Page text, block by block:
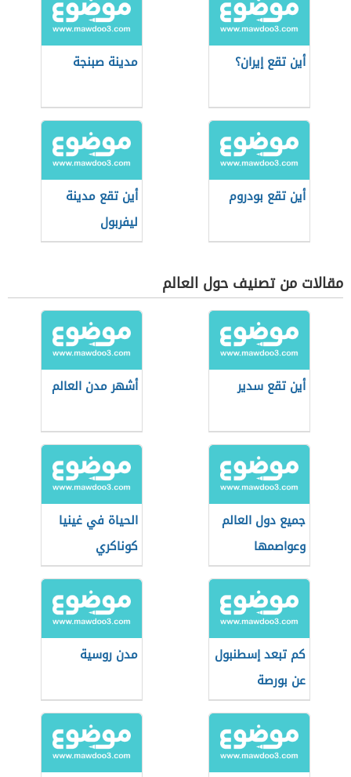
أين تقع إيران؟ مدينة صبنجة
أين تقع بودروم
أين تقع مدينة
ليفربول
مقالات من تصنيف حول العالم
أين تقع سدير أشهر مدن العالم
جميع دول العالم
وعواصمها
الحياة في غينيا
كوناكري
كم تبعد إسطنبول
عن بورصة
مدن روسية